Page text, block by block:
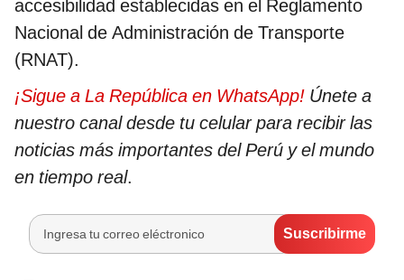
accesibilidad establecidas en el Reglamento
Nacional de Administración de Transporte
(RNAT).
¡Sigue a La República en WhatsApp! Únete a
nuestro canal desde tu celular para recibir las
noticias más importantes del Perú y el mundo
en tiempo real.